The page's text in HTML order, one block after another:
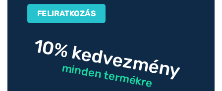
10% kedvezmény
minden termékre